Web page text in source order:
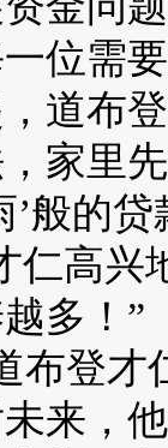
位需
布登
家里
’般的
仁高兴
多！”
登才
来，